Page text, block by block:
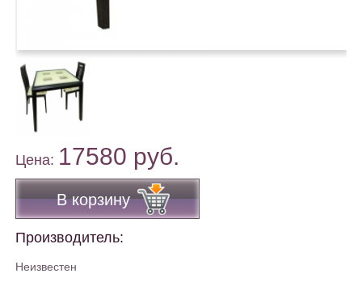
Цена: 17580 руб.
В корзину
Производитель:
Неизвестен